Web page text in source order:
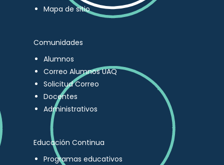
Mapa de sitio
Comunidades
Alumnos
Correo Alumnos UAQ
Solicitud Correo
Docentes
Administrativos
Educación Continua
Programas educativos